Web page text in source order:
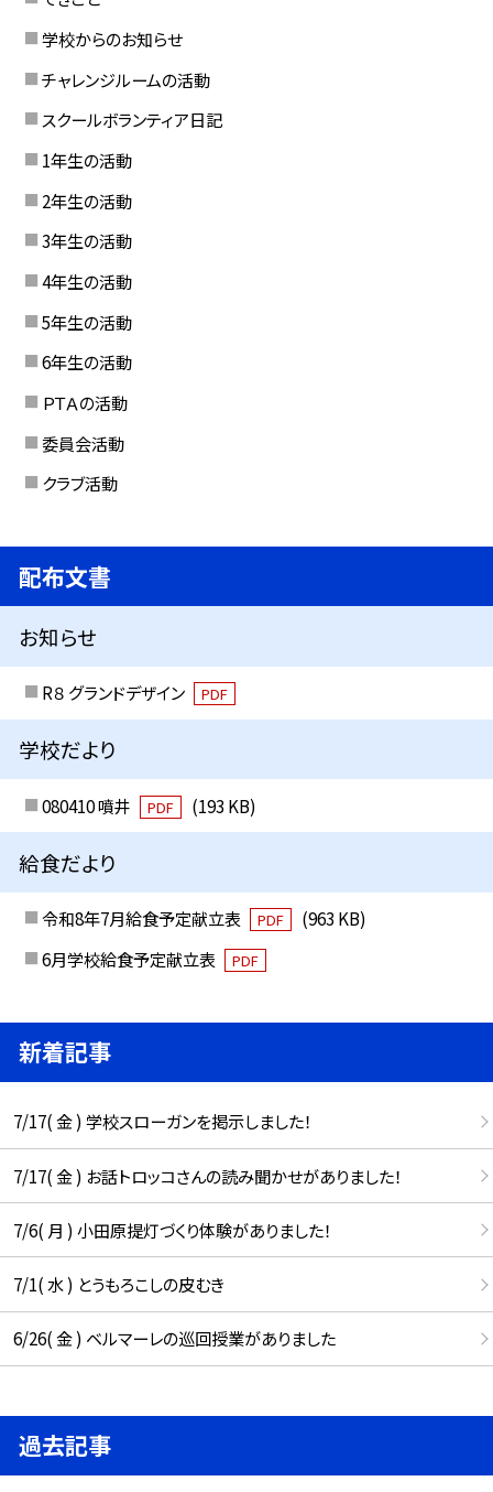
学校からのお知らせ
チャレンジルームの活動
スクールボランティア日記
1年生の活動
2年生の活動
3年生の活動
4年生の活動
5年生の活動
6年生の活動
ＰＴＡの活動
委員会活動
クラブ活動
配布文書
お知らせ
R８ グランドデザイン PDF
学校だより
080410 噴井 PDF (193 KB)
給食だより
令和8年7月給食予定献立表 PDF
(963 KB)
6月学校給食予定献立表
PDF
新着記事
7/17( 金 ) 学校スローガンを掲示しました！
7/17( 金 ) お話トロッコさんの読み聞かせがありました！
7/6( 月 ) 小田原提灯づくり体験がありました！
7/1( 水 ) とうもろこしの皮むき
6/26( 金 ) ベルマーレの巡回授業がありました
過去記事